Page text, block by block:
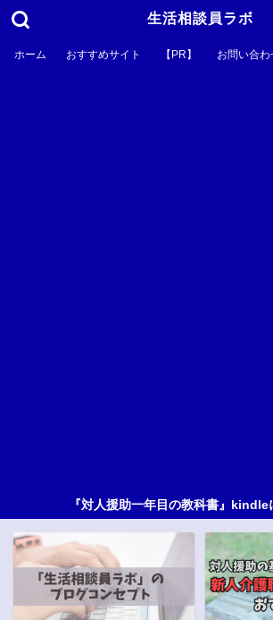
生活相談員ラボ
ホーム おすすめサイト 【PR】 お問い合わ
『対人援助一年目の教科書』kindle